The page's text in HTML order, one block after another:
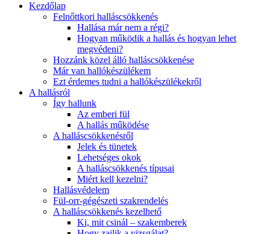
Kezdőlap
Felnőttkori halláscsökkenés
Hallása már nem a régi?
Hogyan működik a hallás és hogyan lehet
megvédeni?
Hozzánk közel álló halláscsökkenése
Már van hallókészülékem
Ezt érdemes tudni a hallókészülékekről
A hallásról
Így hallunk
Az emberi fül
A hallás működése
A halláscsökkenésről
Jelek és tünetek
Lehetséges okok
A halláscsökkenés típusai
Miért kell kezelni?
Hallásvédelem
Fül-orr-gégészeti szakrendelés
A halláscsökkenés kezelhető
Ki, mit csinál – szakemberek